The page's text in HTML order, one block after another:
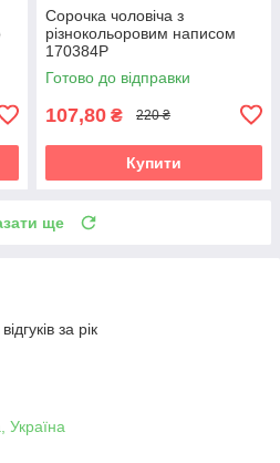
Сорочка чоловіча з
різнокольоровим написом
170384P
Готово до відправки
107,80 ₴ 220 ₴
Купити
ще
за рік
Україна